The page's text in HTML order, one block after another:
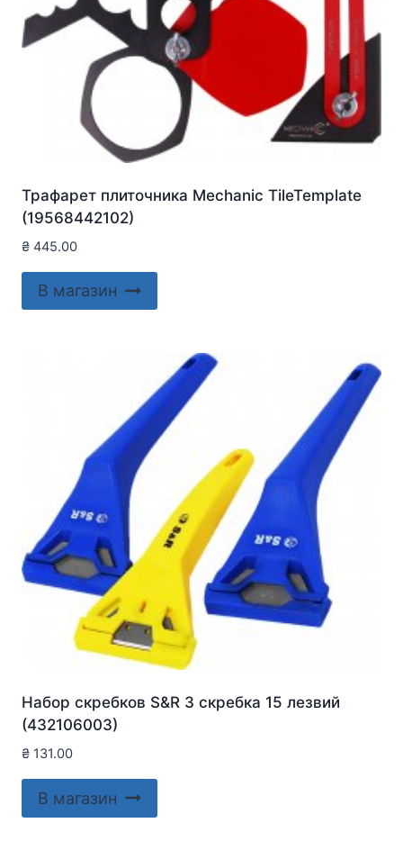
Трафарет плиточника Mechanic TileTemplate
(19568442102)
₴ 445.00
В магазин
Набор скребков S&R 3 скребка 15 лезвий
(432106003)
₴ 131.00
В магазин